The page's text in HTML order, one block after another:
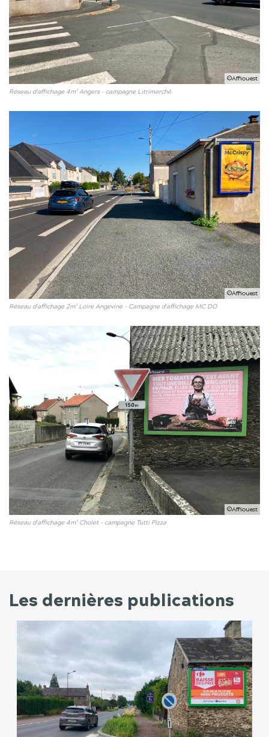
Réseau d'affichage 4m² Angers - campagne Litrimarché
©Affiouest
Réseau d'affichage 2m² Loire Angevine - Campagne d'affichage MC DO
©Affiouest
Réseau d'affichage 4m² Cholet - campagne Tutti Pizza
©Affiouest
Les dernières publications